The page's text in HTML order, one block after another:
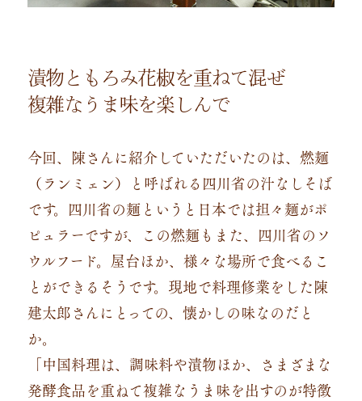
漬物ともろみ花椒を重ねて混ぜ
複雑なうま味を楽しんで
今回、陳さんに紹介していただいたのは、燃麺
（ランミェン）と呼ばれる四川省の汁なしそば
です。四川省の麺というと日本では担々麺がポ
ピュラーですが、この燃麺もまた、四川省のソ
ウルフード。屋台ほか、様々な場所で食べるこ
とができるそうです。現地で料理修業をした陳
建太郎さんにとっての、懐かしの味なのだと
か。
「中国料理は、調味料や漬物ほか、さまざまな
発酵食品を重ねて複雑なうま味を出すのが特徴